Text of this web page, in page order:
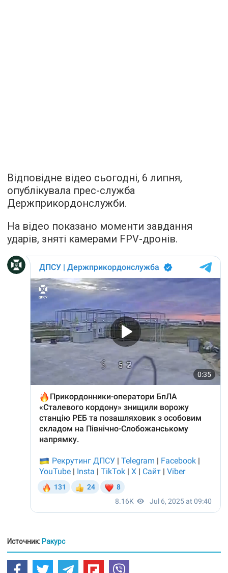
Відповідне відео сьогодні, 6 липня,
опублікувала прес-служба
Держприкордонслужби.
На відео показано моменти завдання
ударів, зняті камерами FPV-дронів.
Источник: Ракурс